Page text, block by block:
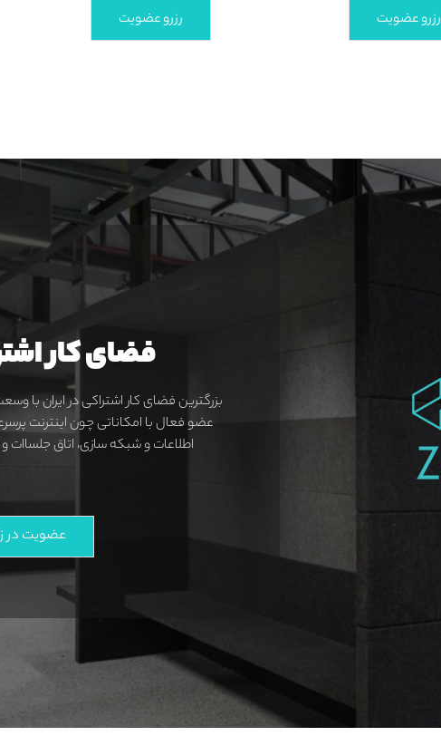
رزرو عضویت رزرو عضویت
فضای کار
عضو فعال با امکاناتی چون اینترنت
اطلاعات و شبکه سازی، اتاق جلساات
عضویت در